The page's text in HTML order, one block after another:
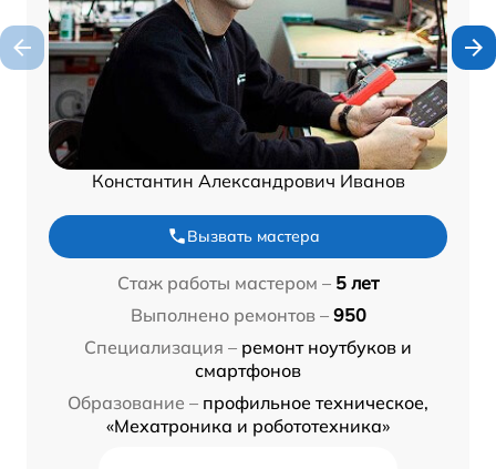
Константин Александрович Иванов
Вызвать мастера
Стаж работы мастером – 5 лет
Выполнено ремонтов – 950
Специализация – ремонт ноутбуков и
смартфонов
Образование – профильное техническое,
«Мехатроника и робототехника»